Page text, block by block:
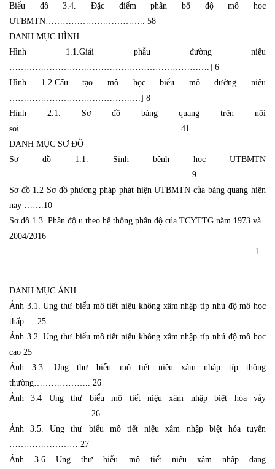
Biểu đồ 3.4. Đặc điểm phân bố độ mô học
UTBMTN…………………………….. 58
DANH MỤC HÌNH
Hình 1.1.Giải phẫu đường niệu
…………………………………………………………….] 6
Hình 1.2.Cấu tạo mô học biểu mô đường niệu
……………………………………….] 8
Hình 2.1. Sơ đồ bàng quang trên nội
soi……………………………………………….. 41
DANH MỤC SƠ ĐỒ
Sơ đồ 1.1. Sinh bệnh học UTBMTN
……………………………………………………… 9
Sơ đồ 1.2 Sơ đồ phương pháp phát hiện UTBMTN của bàng quang hiện
nay …….10
Sơ đồ 1.3. Phân độ u theo hệ thống phân độ của TCYTTG năm 1973 và
2004/2016
…………………………………………………………………………. 1
DANH MỤC ẢNH
Ảnh 3.1. Ung thư biểu mô tiết niệu không xâm nhập típ nhú độ mô học
thấp … 25
Ảnh 3.2. Ung thư biểu mô tiết niệu không xâm nhập típ nhú độ mô học
cao 25
Ảnh 3.3. Ung thư biểu mô tiết niệu xâm nhập típ thông
thường……………….. 26
Ảnh 3.4 Ung thư biểu mô tiết niệu xâm nhập biệt hóa vảy
………………………. 26
Ảnh 3.5. Ung thư biểu mô tiết niệu xâm nhập biệt hóa tuyến
…………………… 27
Ảnh 3.6 Ung thư biểu mô tiết niệu xâm nhập dạng